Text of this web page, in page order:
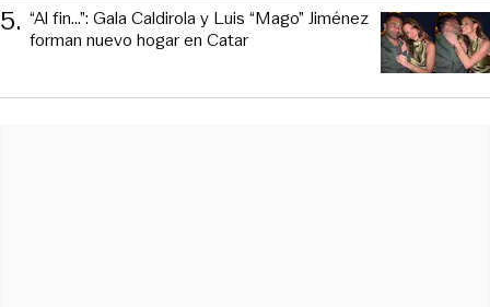
5. “Al fin…”: Gala Caldirola y Luis “Mago” Jiménez
forman nuevo hogar en Catar